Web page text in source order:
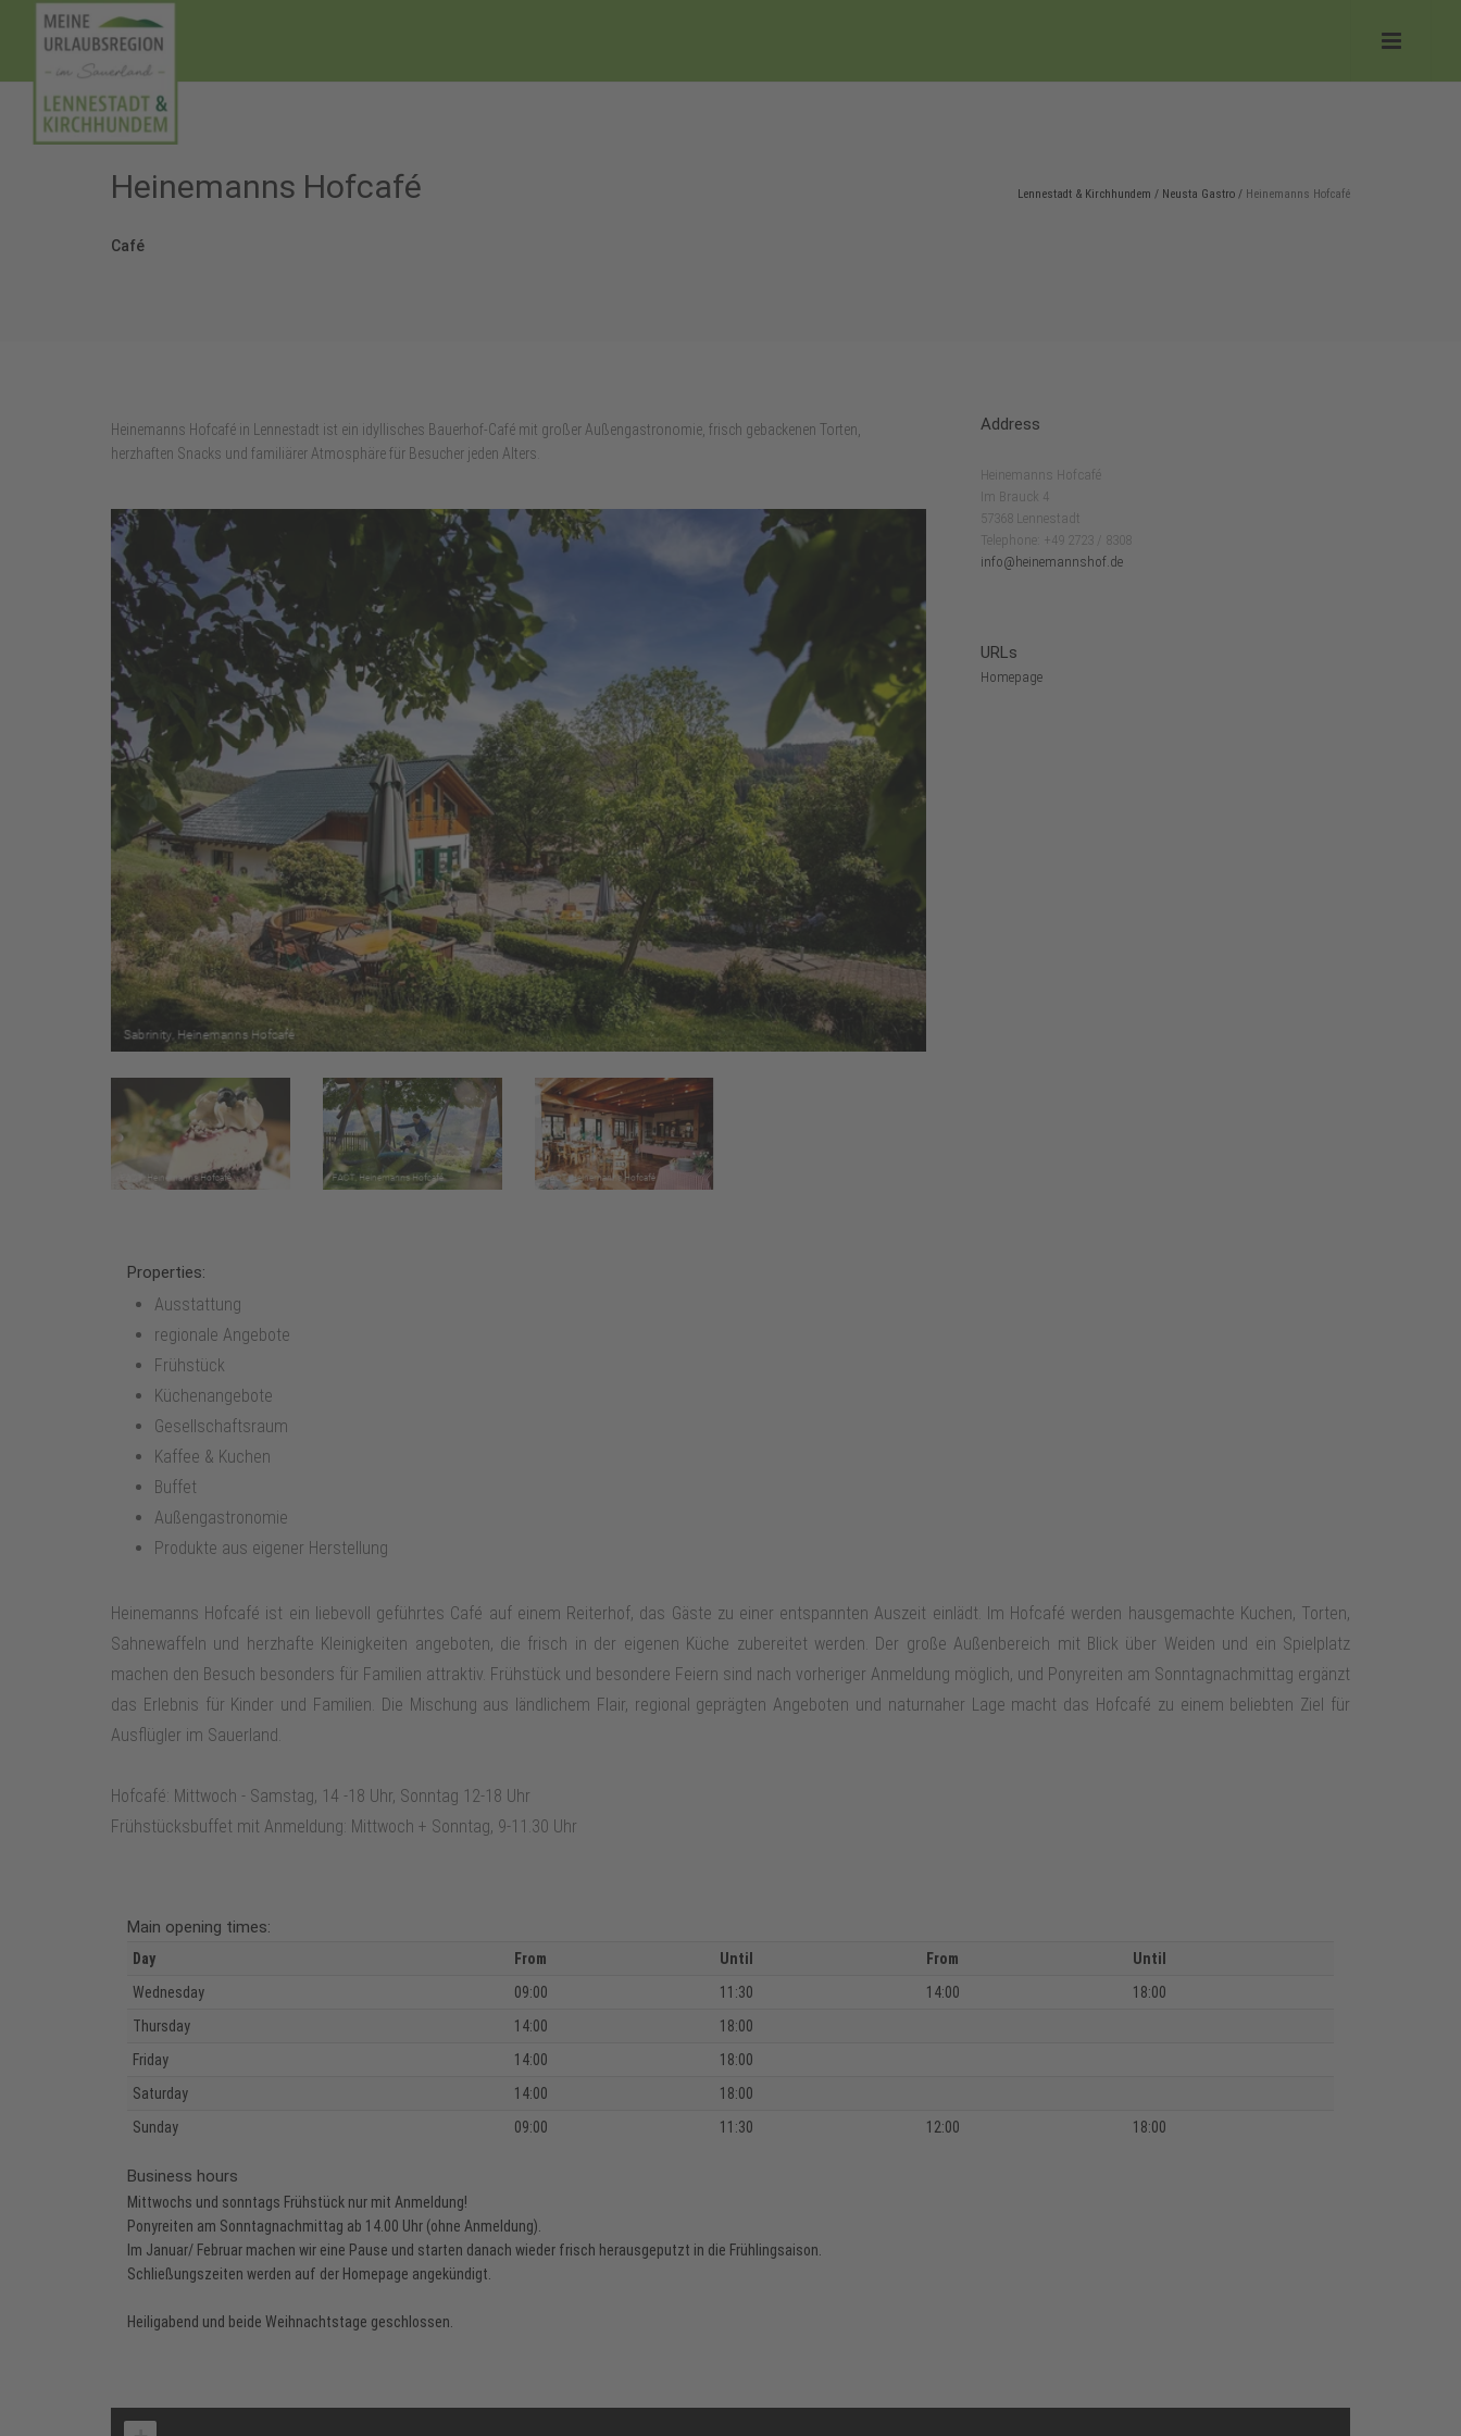
Heinemanns Hofcafé
Café
Lennestadt & Kirchhundem / Neusta Gastro / Heinemanns Hofcafé
Heinemanns Hofcafé in Lennestadt ist ein idyllisches Bauerhof-Café mit großer Außengastronomie, frisch gebackenen Torten,
herzhaften Snacks und familiärer Atmosphäre für Besucher jeden Alters.
Address
Heinemanns Hofcafé
Im Brauck 4
57368 Lennestadt
Telephone: +49 2723 / 8308
info@heinemannshof.de
URLs
Homepage
Properties:
Ausstattung
regionale Angebote
Frühstück
Küchenangebote
Gesellschaftsraum
Kaffee & Kuchen
Buffet
Außengastronomie
Produkte aus eigener Herstellung
Heinemanns Hofcafé ist ein liebevoll geführtes Café auf einem Reiterhof, das Gäste zu einer entspannten Auszeit einlädt. Im Hofcafé werden hausgemachte Kuchen, Torten,
Sahnewaffeln und herzhafte Kleinigkeiten angeboten, die frisch in der eigenen Küche zubereitet werden. Der große Außenbereich mit Blick über Weiden und ein Spielplatz
machen den Besuch besonders für Familien attraktiv. Frühstück und besondere Feiern sind nach vorheriger Anmeldung möglich, und Ponyreiten am Sonntagnachmittag ergänzt
das Erlebnis für Kinder und Familien. Die Mischung aus ländlichem Flair, regional geprägten Angeboten und naturnaher Lage macht das Hofcafé zu einem beliebten Ziel für
Ausflügler im Sauerland.
Hofcafé: Mittwoch - Samstag, 14 -18 Uhr, Sonntag 12-18 Uhr
Frühstücksbuffet mit Anmeldung: Mittwoch + Sonntag, 9-11.30 Uhr
Main opening times:
Day From Until From
Until
Wednesday
09:00 11:30 14:00
18:00
Thursday
14:00
18:00
Friday
14:00
18:00
Saturday
14:00
18:00
Sunday
09:00 11:30 12:00 18:00
Business hours
Mittwochs und sonntags Frühstück nur mit Anmeldung!
Ponyreiten am Sonntagnachmittag ab 14.00 Uhr (ohne Anmeldung).
Im Januar/ Februar machen wir eine Pause und starten danach wieder frisch herausgeputzt in die Frühlingsaison.
Schließungszeiten werden auf der Homepage angekündigt.
Heiligabend und beide Weihnachtstage geschlossen.